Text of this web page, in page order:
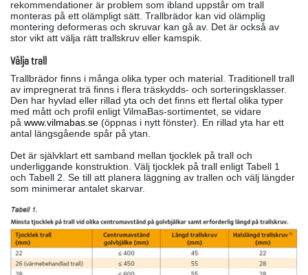
rekommendationer är problem som ibland uppstår om trall
monteras på ett olämpligt sätt. Trallbrädor kan vid olämplig
montering deformeras och skruvar kan gå av. Det är också av
stor vikt att välja rätt trallskruv eller kamspik.
Välja trall
Trallbrädor finns i många olika typer och material. Traditionell trall
av impregnerat trä finns i flera träskydds- och sorteringsklasser.
Den har hyvlad eller rillad yta och det finns ett flertal olika typer
med mått och profil enligt VilmaBas-sortimentet, se vidare
på www.vilmabas.se (öppnas i nytt fönster). En rillad yta har ett
antal längsgående spår på ytan.
Det är självklart ett samband mellan tjocklek på trall och
underliggande konstruktion. Välj tjocklek på trall enligt Tabell 1
och Tabell 2. Se till att planera läggning av trallen och välj längder
som minimerar antalet skarvar.